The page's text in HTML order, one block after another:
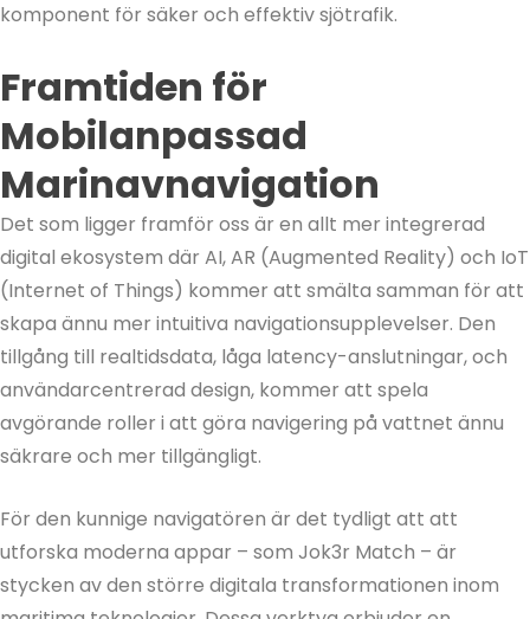
komponent för säker och effektiv sjötrafik.
Framtiden för
Mobilanpassad
Marinavnavigation
Det som ligger framför oss är en allt mer integrerad
digital ekosystem där AI, AR (Augmented Reality) och IoT
(Internet of Things) kommer att smälta samman för att
skapa ännu mer intuitiva navigationsupplevelser. Den
tillgång till realtidsdata, låga latency-anslutningar, och
användarcentrerad design, kommer att spela
avgörande roller i att göra navigering på vattnet ännu
säkrare och mer tillgängligt.
För den kunnige navigatören är det tydligt att att
utforska moderna appar – som Jok3r Match – är
stycken av den större digitala transformationen inom